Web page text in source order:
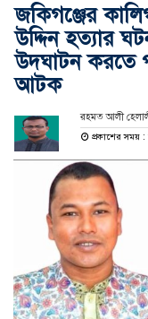
জকিগঞ্জের
উদ্দিন হত্যার
উদঘাটন করতে
আটক
রহমত আলী
প্রকাশের সময়